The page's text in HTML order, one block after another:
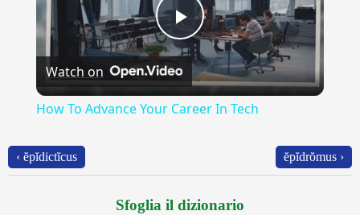
Play
Video
Watch on
How To Advance Your Career In Tech
‹ ĕpĭdictĭcus ĕpĭdrŏmus ›
Sfoglia il dizionario